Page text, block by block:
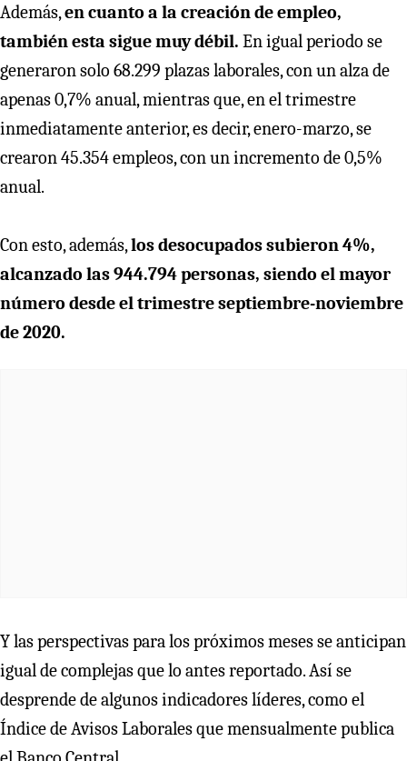
Además,en cuanto a la creación de empleo,
también esta sigue muy débil. En igual periodo se
generaron solo 68.299 plazas laborales, con un alza de
apenas 0,7% anual, mientras que, en el trimestre
inmediatamente anterior, es decir, enero-marzo, se
crearon 45.354 empleos, con un incremento de 0,5%
anual.
Con esto, además,los desocupados subieron 4%,
alcanzado las 944.794 personas, siendo el mayor
número desde el trimestre septiembre-noviembre
de 2020.
Y las perspectivas para los próximos meses se anticipan
igual de complejas que lo antes reportado. Así se
desprende de algunos indicadores líderes, como el
Índice de Avisos Laborales que mensualmente publica